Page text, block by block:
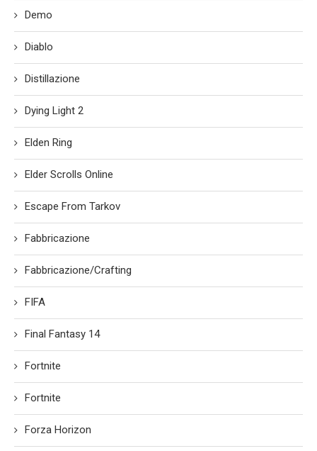
Demo
Diablo
Distillazione
Dying Light 2
Elden Ring
Elder Scrolls Online
Escape From Tarkov
Fabbricazione
Fabbricazione/Crafting
FIFA
Final Fantasy 14
Fortnite
Fortnite
Forza Horizon